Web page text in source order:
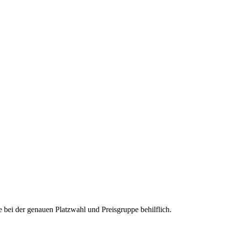
der genauen Platzwahl und Preisgruppe behilflich.